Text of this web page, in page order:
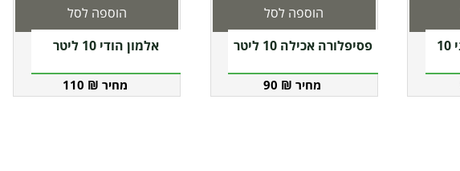
טרכלוספרמון יסמיני 10
פסיפלורה אכילה 10 ליטר
90 ₪
הוספה לסל
אלמון הודי 10 ליטר
110 ₪
הוספה לסל